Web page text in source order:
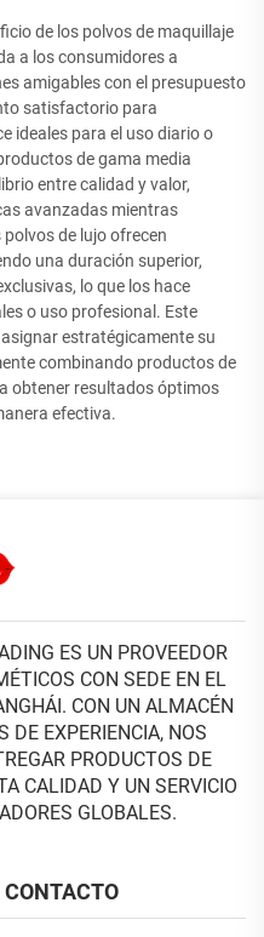
de los polvos de maquillaje
a los consumidores a
amigables con el presupuesto
satisfactorio para
ideales para el uso diario o
de gama media
entre calidad y valor,
avanzadas mientras
de lujo ofrecen
una duración superior,
lo que los hace
o uso profesional. Este
estratégicamente su
combinando productos de
obtener resultados óptimos
efectiva.
ES UN PROVEEDOR
CON SEDE EN EL
CON UN ALMACÉN
DE EXPERIENCIA, NOS
PRODUCTOS DE
CALIDAD Y UN SERVICIO
GLOBALES.